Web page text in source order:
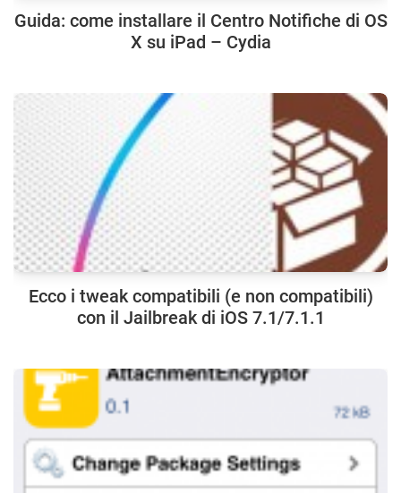
Guida: come installare il Centro Notifiche di OS
X su iPad – Cydia
Ecco i tweak compatibili (e non compatibili)
con il Jailbreak di iOS 7.1/7.1.1